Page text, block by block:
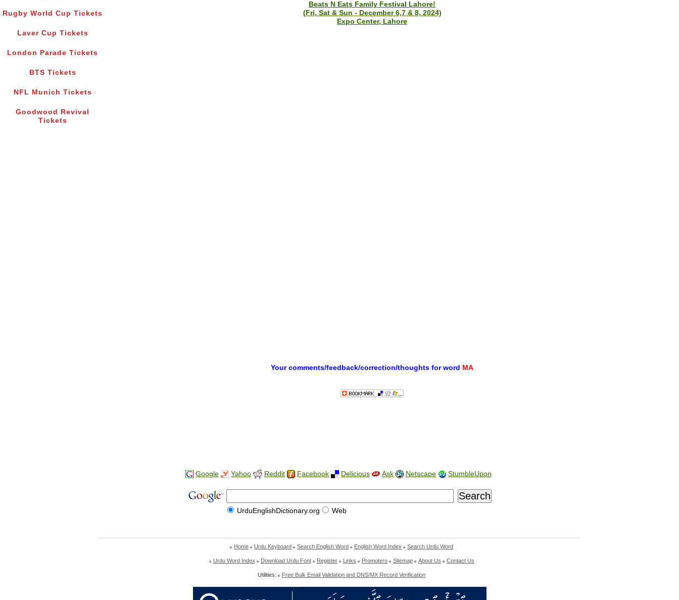
Rugby World Cup Tickets
Laver Cup Tickets
London Parade Tickets
BTS Tickets
NFL Munich Tickets
Goodwood Revival
Tickets
Beats N Eats Family Festival Lahore!
(Fri, Sat & Sun - December 6,7 & 8, 2024)
Expo Center, Lahore
Your comments/feedback/correction/thoughts for word MA
Google Yahoo Reddit Facebook Delicious Ask Netscape StumbleUpon
UrduEnglishDictionary.org Web
Home Urdu Keyboard Search English Word English Word Index Search Urdu Word
Urdu Word Index Download Urdu Font Register Links Promoters Sitemap About Us Contact Us
Utilities: Free Bulk Email Validation and DNS/MX Record Verification